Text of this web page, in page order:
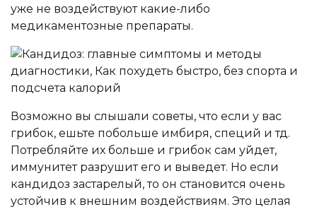
уже не воздействуют какие-либо
медикаментозные препараты.
Возможно вы слышали советы, что если у вас
грибок, ешьте побольше имбиря, специй и тд.
Потребляйте их больше и грибок сам уйдет,
иммунитет разрушит его и выведет. Но если
кандидоз застарелый, то он становится очень
устойчив к внешним воздействиям. Это целая